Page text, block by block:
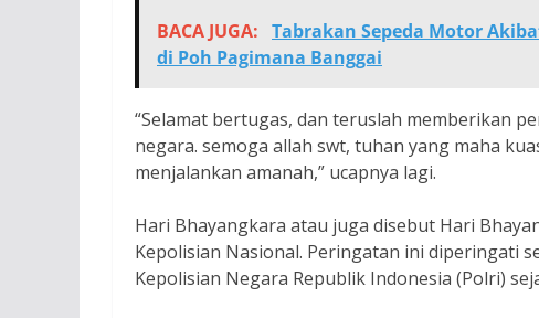
BACA JUGA: Tabrakan Sepeda Motor
di Poh Pagimana Banggai
“Selamat bertugas, dan teruslah memberikan
negara. semoga allah swt, tuhan yang maha
menjalankan amanah,” ucapnya lagi.
Hari Bhayangkara atau juga disebut Hari
Kepolisian Nasional. Peringatan ini diperingati
Kepolisian Negara Republik Indonesia (Polri)